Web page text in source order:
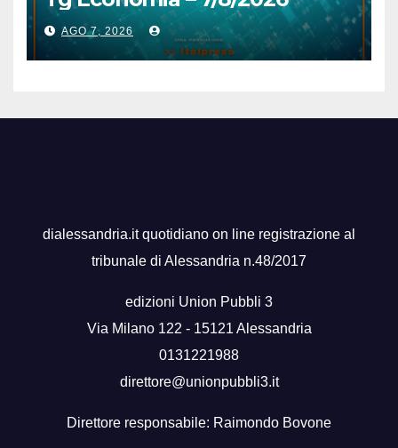
AGO 7, 2026
dialessandria.it quotidiano on line registrazione al
tribunale di Alessandria n.48/2017
edizioni Union Pubbli 3
Via Milano 122 - 15121 Alessandria
0131221988
direttore@unionpubbli3.it
Direttore responsabile: Raimondo Bovone